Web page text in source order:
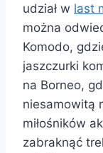
udział w last
można
Komodo,
jaszczurki
na Borneo,
niesamowitą
miłośników
zabraknąć